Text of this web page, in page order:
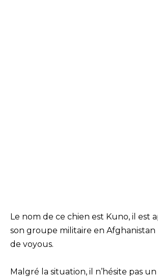
Le nom de ce chien est Kuno, il est
son groupe militaire en
de voyous.
Malgré la situation, il n’hésite pas